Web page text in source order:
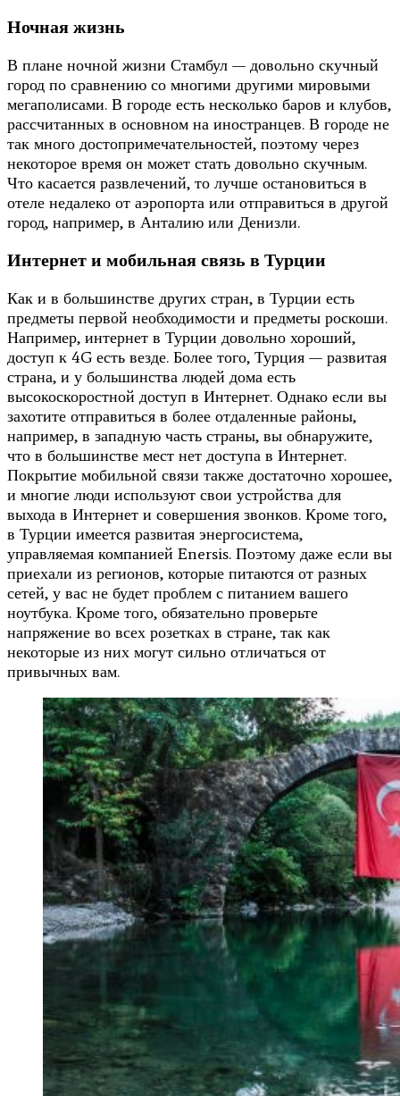
Ночная жизнь
В плане ночной жизни Стамбул — довольно скучный
город по сравнению со многими другими мировыми
мегаполисами. В городе есть несколько баров и клубов,
рассчитанных в основном на иностранцев. В городе не
так много достопримечательностей, поэтому через
некоторое время он может стать довольно скучным.
Что касается развлечений, то лучше остановиться в
отеле недалеко от аэропорта или отправиться в другой
город, например, в Анталию или Денизли.
Интернет и мобильная связь в Турции
Как и в большинстве других стран, в Турции есть
предметы первой необходимости и предметы роскоши.
Например, интернет в Турции довольно хороший,
доступ к 4G есть везде. Более того, Турция — развитая
страна, и у большинства людей дома есть
высокоскоростной доступ в Интернет. Однако если вы
захотите отправиться в более отдаленные районы,
например, в западную часть страны, вы обнаружите,
что в большинстве мест нет доступа в Интернет.
Покрытие мобильной связи также достаточно хорошее,
и многие люди используют свои устройства для
выхода в Интернет и совершения звонков. Кроме того,
в Турции имеется развитая энергосистема,
управляемая компанией Enersis. Поэтому даже если вы
приехали из регионов, которые питаются от разных
сетей, у вас не будет проблем с питанием вашего
ноутбука. Кроме того, обязательно проверьте
напряжение во всех розетках в стране, так как
некоторые из них могут сильно отличаться от
привычных вам.